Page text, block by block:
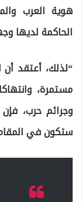
هوية العرب
الحاكمة لديها
“لذلك، أعتقد أن
مستمرة،
وجرائم حرب،
ستكون في